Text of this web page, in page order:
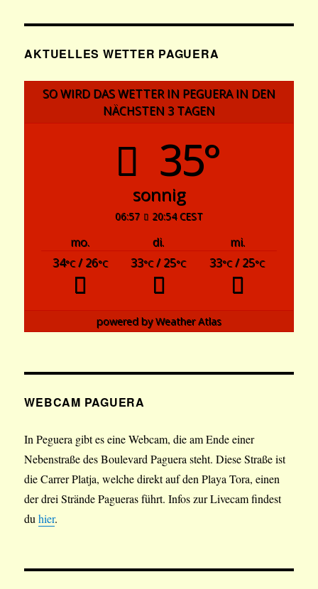
AKTUELLES WETTER PAGUERA
SO WIRD DAS WETTER IN PEGUERA IN DEN
NÄCHSTEN 3 TAGEN
35°
sonnig
06:57 20:54 CEST
mo. di.
mi.
34°C/ 26°C 33°C/ 25°C 33°C/ 25°C
powered byWeather Atlas
WEBCAM PAGUERA
In Peguera gibt es eine Webcam, die am Ende einer
Nebenstraße des Boulevard Paguera steht. Diese Straße ist
die Carrer Platja, welche direkt auf den Playa Tora, einen
der drei Strände Pagueras führt. Infos zur Livecam findest
duhier.